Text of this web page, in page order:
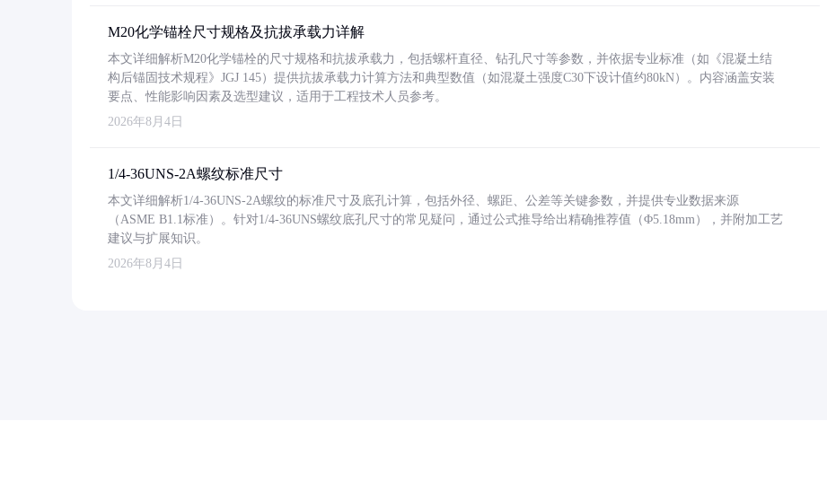
M20化学锚栓尺寸规格及抗拔承载力详解
本文详细解析M20化学锚栓的尺寸规格和抗拔承载力，包括螺杆直径、钻孔尺寸等参数，并依据专业标准（如《混凝土结
构后锚固技术规程》JGJ 145）提供抗拔承载力计算方法和典型数值（如混凝土强度C30下设计值约80kN）。内容涵盖安装
要点、性能影响因素及选型建议，适用于工程技术人员参考。
2026年8月4日
1/4-36UNS-2A螺纹标准尺寸
本文详细解析1/4-36UNS-2A螺纹的标准尺寸及底孔计算，包括外径、螺距、公差等关键参数，并提供专业数据来源
（ASME B1.1标准）。针对1/4-36UNS螺纹底孔尺寸的常见疑问，通过公式推导给出精确推荐值（Φ5.18mm），并附加工艺
建议与扩展知识。
2026年8月4日